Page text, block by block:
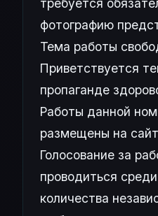
требуется
фотографию
Тема работы
Приветствуется
пропаганде
Работы данной
размещены на
Голосование за
проводиться
количества